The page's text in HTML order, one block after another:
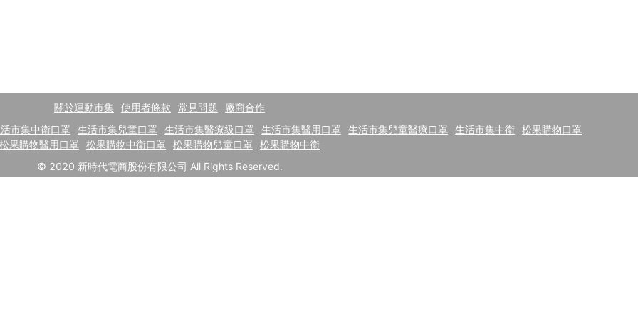
關於運動市集 使用者條款 常見問題
廠商合作
市集中衛口罩
生活市集兒童口罩 生活市集醫療級口罩 生活市集醫用口罩 生活市集兒童醫療口罩 生活市集中衛 松果購物口罩
松果購物醫用口罩
松果購物中衛口罩 松果購物兒童口罩
松果購物中衛
© 2020 新時代電商股份有限公司 All Rights Reserved.